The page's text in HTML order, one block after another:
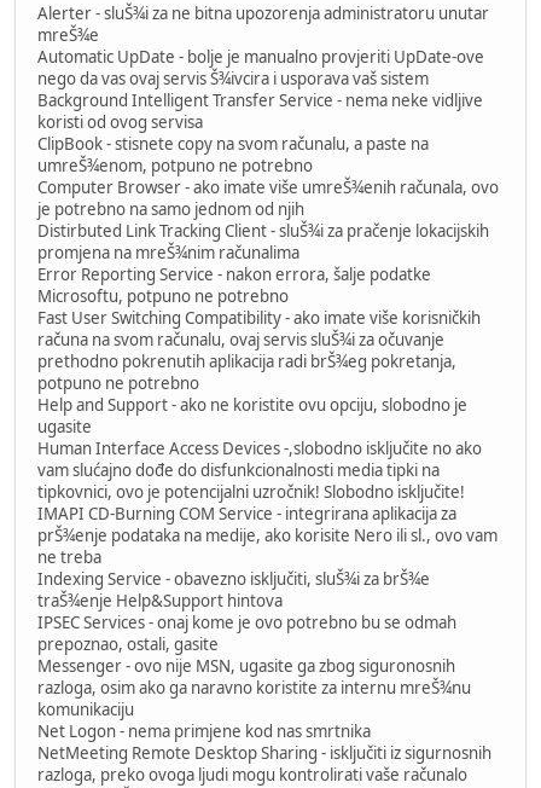
Alerter - sluŠ¾i za ne bitna upozorenja administratoru unutar
mreŠ¾e
Automatic UpDate - bolje je manualno provjeriti UpDate-ove
nego da vas ovaj servis Š¾ivcira i usporava vaš sistem
Background Intelligent Transfer Service - nema neke vidljive
koristi od ovog servisa
ClipBook - stisnete copy na svom računalu, a paste na
umreŠ¾enom, potpuno ne potrebno
Computer Browser - ako imate više umreŠ¾enih računala, ovo
je potrebno na samo jednom od njih
Distirbuted Link Tracking Client - sluŠ¾i za pračenje lokacijskih
promjena na mreŠ¾nim računalima
Error Reporting Service - nakon errora, šalje podatke
Microsoftu, potpuno ne potrebno
Fast User Switching Compatibility - ako imate više korisničkih
računa na svom računalu, ovaj servis sluŠ¾i za očuvanje
prethodno pokrenutih aplikacija radi brŠ¾eg pokretanja,
potpuno ne potrebno
Help and Support - ako ne koristite ovu opciju, slobodno je
ugasite
Human Interface Access Devices -,slobodno isključite no ako
vam slućajno dođe do disfunkcionalnosti media tipki na
tipkovnici, ovo je potencijalni uzročnik! Slobodno isključite!
IMAPI CD-Burning COM Service - integrirana aplikacija za
prŠ¾enje podataka na medije, ako korisite Nero ili sl., ovo vam
ne treba
Indexing Service - obavezno isključiti, sluŠ¾i za brŠ¾e
traŠ¾enje Help&Support hintova
IPSEC Services - onaj kome je ovo potrebno bu se odmah
prepoznao, ostali, gasite
Messenger - ovo nije MSN, ugasite ga zbog siguronosnih
razloga, osim ako ga naravno koristite za internu mreŠ¾nu
komunikaciju
Net Logon - nema primjene kod nas smrtnika
NetMeeting Remote Desktop Sharing - isključiti iz sigurnosnih
razloga, preko ovoga ljudi mogu kontrolirati vaše računalo